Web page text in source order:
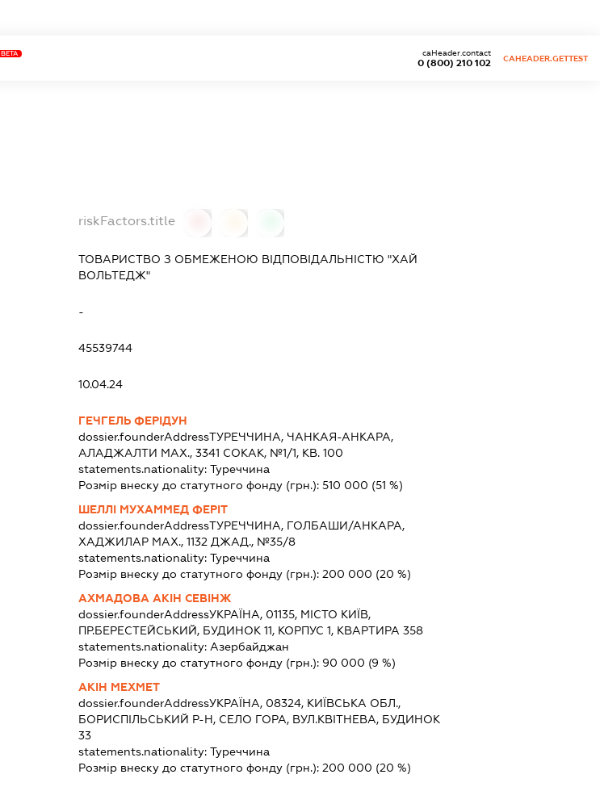
BETA
0 (800) 210 102
caHeader.contact
CAHEADER.GETTEST
riskFactors.title
ТОВАРИСТВО З ОБМЕЖЕНОЮ ВІДПОВІДАЛЬНІСТЮ "ХАЙ
ВОЛЬТЕДЖ"
-
45539744
10.04.24
ГЕЧГЕЛЬ ФЕРІДУН
dossier.founderAddressТУРЕЧЧИНА, ЧАНКАЯ-АНКАРА,
АЛАДЖАЛТИ МАХ., 3341 СОКАК, №1/1, КВ. 100
statements.nationality:Туреччина
Розмір внеску до статутного фонду (грн.):510 000 (51 %)
ШЕЛЛІ МУХАММЕД ФЕРІТ
dossier.founderAddressТУРЕЧЧИНА, ГОЛБАШИ/АНКАРА,
ХАДЖИЛАР МАХ., 1132 ДЖАД., №35/8
statements.nationality:Туреччина
Розмір внеску до статутного фонду (грн.):200 000 (20 %)
АХМАДОВА АКІН СЕВІНЖ
dossier.founderAddressУКРАЇНА, 01135, МІСТО КИЇВ,
ПР.БЕРЕСТЕЙСЬКИЙ, БУДИНОК 11, КОРПУС 1, КВАРТИРА 358
statements.nationality: Азербайджан
Розмір внеску до статутного фонду (грн.): 90 000 (9 %)
АКІН МЕХМЕТ
dossier.founderAddressУКРАЇНА, 08324, КИЇВСЬКА ОБЛ.,
БОРИСПІЛЬСЬКИЙ Р-Н, СЕЛО ГОРА, ВУЛ.КВІТНЕВА, БУДИНОК
33
statements.nationality:Туреччина
Розмір внеску до статутного фонду (грн.):200 000 (20 %)